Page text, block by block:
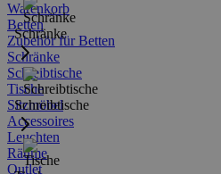
Warenkorb
Schränke
Schreibtische
Betten
Zubehör für Betten
Schränke
Schreibtische
Tische
Sitzmöbel
Accessoires
Leuchten
Räume
Outlet